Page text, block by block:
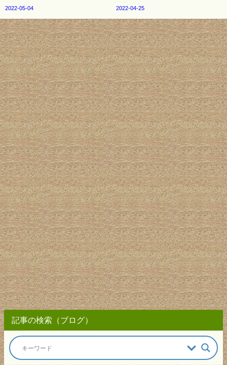
2022-05-04 2022-04-25
記事の検索（ブログ）